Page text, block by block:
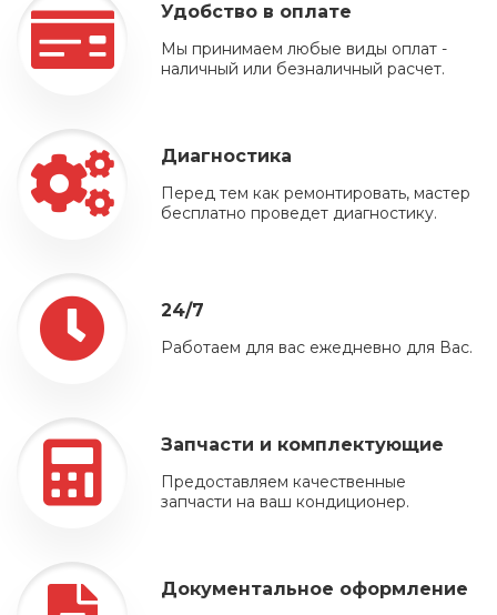
Удобство в оплате
Мы принимаем любые виды оплат -
наличный или безналичный расчет.
Диагностика
Перед тем как ремонтировать, мастер
бесплатно проведет диагностику.
24/7
Работаем для вас ежедневно для Вас.
Запчасти и комплектующие
Предоставляем качественные
запчасти на ваш кондиционер.
Документальное оформление